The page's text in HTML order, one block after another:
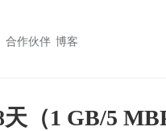
合作伙伴 博客
（1 GB/5